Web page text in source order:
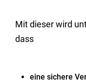
Mit dieser wird
dass
eine sichere